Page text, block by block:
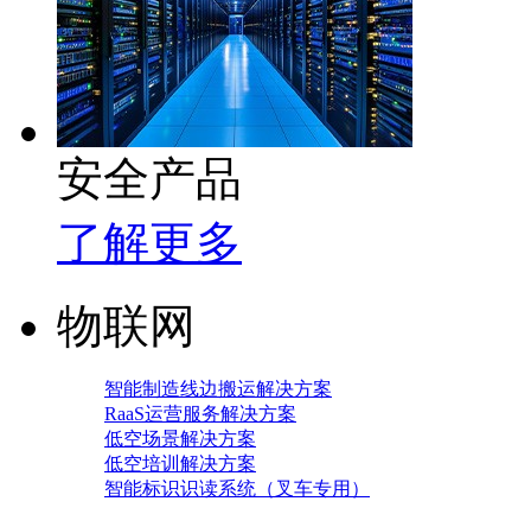
安全产品
了解更多
物联网
智能制造线边搬运解决方案
RaaS运营服务解决方案
低空场景解决方案
低空培训解决方案
智能标识识读系统（叉车专用）